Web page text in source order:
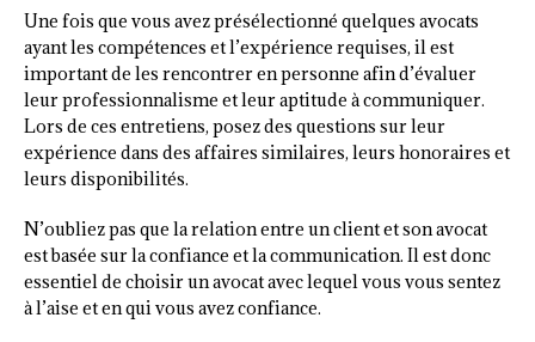
Une fois que vous avez présélectionné quelques avocats
ayant les compétences et l’expérience requises, il est
important de les rencontrer en personne afin d’évaluer
leur professionnalisme et leur aptitude à communiquer.
Lors de ces entretiens, posez des questions sur leur
expérience dans des affaires similaires, leurs honoraires et
leurs disponibilités.
N’oubliez pas que la relation entre un client et son avocat
est basée sur la confiance et la communication. Il est donc
essentiel de choisir un avocat avec lequel vous vous sentez
à l’aise et en qui vous avez confiance.